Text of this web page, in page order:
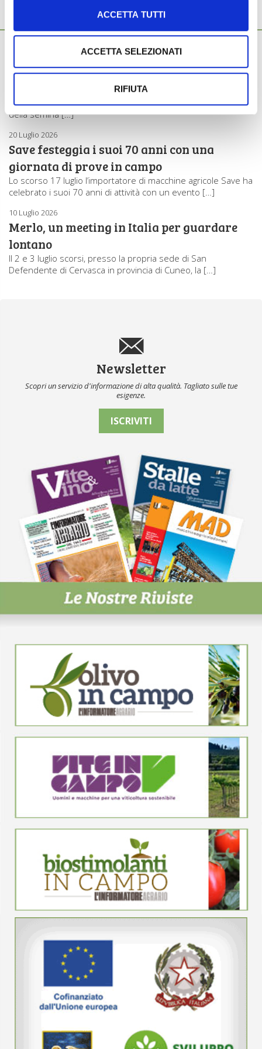
ACCETTA TUTTI
ACCETTA SELEZIONATI
RIFIUTA
Ti potrebbero interessare anche...
Väderstad si affida a Benati Macchine
Agricole per le vendite in Italia
Väderstad, produttore svedese di macchine agricole per i
settori della lavorazione del terreno, della semina di cereali e
della semina […]
20 Luglio 2026
Save festeggia i suoi 70 anni con una
giornata di prove in campo
Lo scorso 17 luglio l’importatore di macchine agricole Save ha
celebrato i suoi 70 anni di attività con un evento […]
10 Luglio 2026
Merlo, un meeting in Italia per guardare
lontano
Il 2 e 3 luglio scorsi, presso la propria sede di San
Defendente di Cervasca in provincia di Cuneo, la […]
Newsletter
Scopri un servizio d'informazione di alta qualità. Tagliato sulle tue
esigenze.
ISCRIVITI